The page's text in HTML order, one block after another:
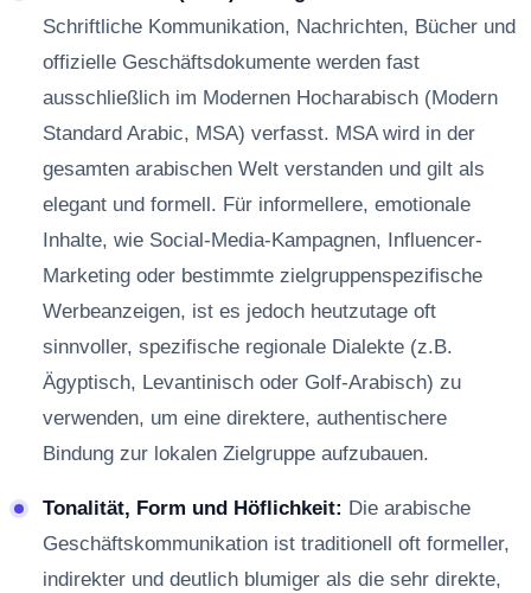
Schriftliche Kommunikation, Nachrichten, Bücher und
offizielle Geschäftsdokumente werden fast
ausschließlich im Modernen Hocharabisch (Modern
Standard Arabic, MSA) verfasst. MSA wird in der
gesamten arabischen Welt verstanden und gilt als
elegant und formell. Für informellere, emotionale
Inhalte, wie Social-Media-Kampagnen, Influencer-
Marketing oder bestimmte zielgruppenspezifische
Werbeanzeigen, ist es jedoch heutzutage oft
sinnvoller, spezifische regionale Dialekte (z.B.
Ägyptisch, Levantinisch oder Golf-Arabisch) zu
verwenden, um eine direktere, authentischere
Bindung zur lokalen Zielgruppe aufzubauen.
Tonalität, Form und Höflichkeit: Die arabische
Geschäftskommunikation ist traditionell oft formeller,
indirekter und deutlich blumiger als die sehr direkte,